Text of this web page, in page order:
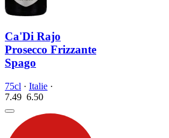
Ca'Di Rajo
Prosecco Frizzante
Spago
75cl · Italie ·
7.49 6.50